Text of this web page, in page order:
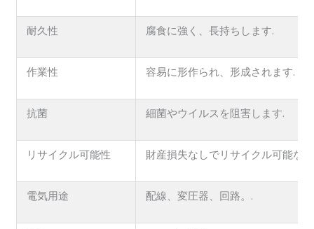
耐久性 腐食に強く、長持ちします.
作業性 容易に形作られ、形成されます.
抗菌 細菌やウイルスを阻害します.
リサイクル可能性 財産損失なしでリサイクル可能な
電気用途 配線、変圧器、回路。.